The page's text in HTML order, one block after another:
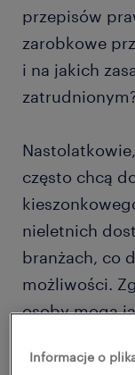
przepisów
zarobkowe
i na jakich
często chcą
nieletnich
branżach, co
możliwości.
osoby mogą
Informacje o